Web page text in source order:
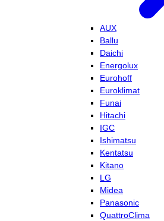
AUX
Ballu
Daichi
Energolux
Eurohoff
Euroklimat
Funai
Hitachi
IGC
Ishimatsu
Kentatsu
Kitano
LG
Midea
Panasonic
QuattroClima